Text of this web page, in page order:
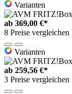
Varianten
ab 369,00 €*
8 Preise vergleichen
Varianten
ab 259,56 €*
3 Preise vergleichen